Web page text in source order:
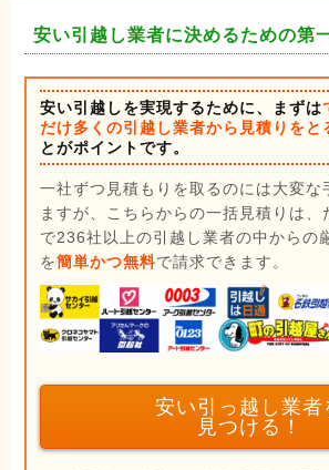
安い引越し業者に決めるための第
安い引越しを実現するために、まずは
だけ多くの引越し業者から見積りをと
とがポイントです。
一社ずつ見積もりを取るのには大変な
ますが、こちらからの一括見積りは、
で236社以上の引越し業者の中からの
を簡単かつ無料で請求できます。
安い引っ越し業者
見つける！